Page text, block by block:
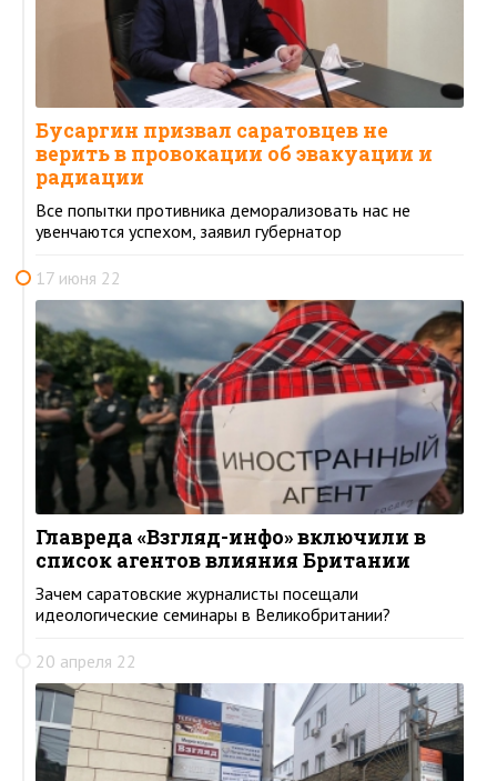
Бусаргин призвал саратовцев не
верить в провокации об эвакуации и
радиации
Все попытки противника деморализовать нас не
увенчаются успехом, заявил губернатор
17 июня 22
Главреда «Взгляд-инфо» включили в
список агентов влияния Британии
Зачем саратовские журналисты посещали
идеологические семинары в Великобритании?
20 апреля 22